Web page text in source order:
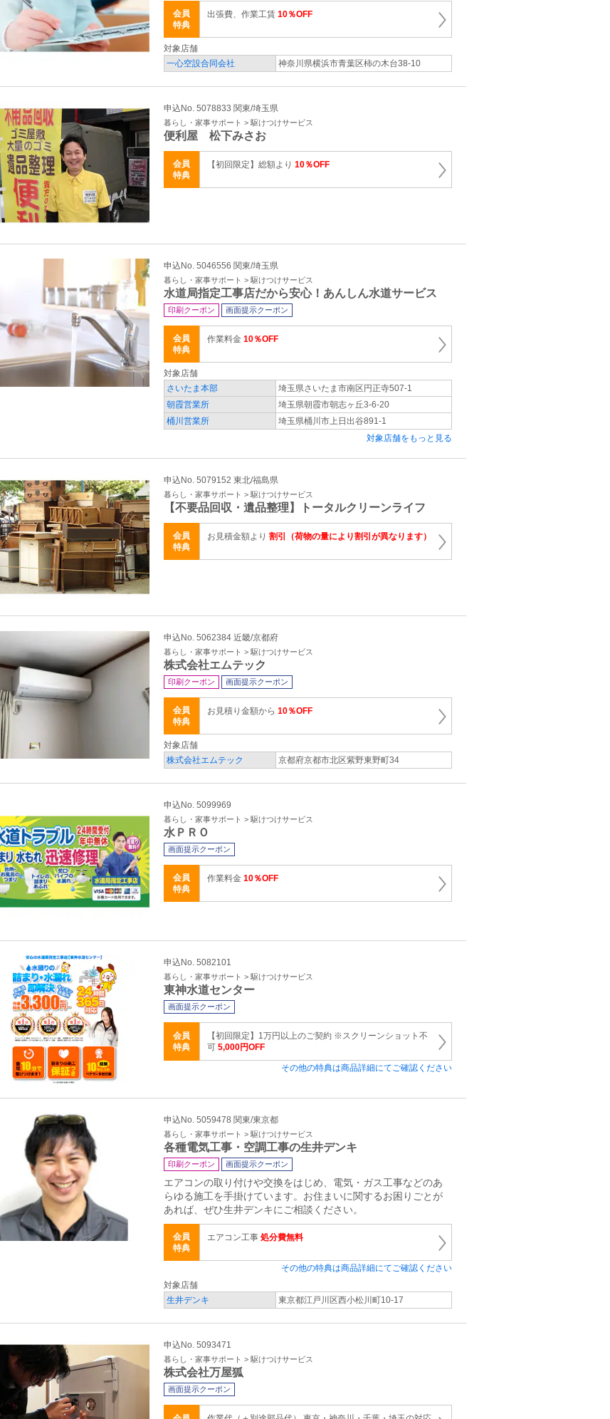
会員
特典
出張費、作業工賃 10％OFF
対象店舗
一心空設合同会社
神奈川県横浜市青葉区柿の木台38-10
申込No. 5078833 関東/埼玉県
暮らし・家事サポート > 駆けつけサービス
便利屋 松下みさお
会員
特典
【初回限定】総額より 10％OFF
申込No. 5046556 関東/埼玉県
暮らし・家事サポート > 駆けつけサービス
水道局指定工事店だから安心！あんしん水道サービス
印刷クーポン 画面提示クーポン
会員
特典
作業料金 10％OFF
対象店舗
さいたま本部
埼玉県さいたま市南区円正寺507-1
朝霞営業所
埼玉県朝霞市朝志ヶ丘3-6-20
桶川営業所
埼玉県桶川市上日出谷891-1
対象店舗をもっと見る
申込No. 5079152 東北/福島県
暮らし・家事サポート > 駆けつけサービス
【不要品回収・遺品整理】トータルクリーンライフ
会員
特典
お見積金額より 割引（荷物の量により割引が異なります）
申込No. 5062384 近畿/京都府
暮らし・家事サポート > 駆けつけサービス
株式会社エムテック
印刷クーポン 画面提示クーポン
会員
特典
お見積り金額から 10％OFF
対象店舗
株式会社エムテック
京都府京都市北区紫野東野町34
申込No. 5099969
暮らし・家事サポート > 駆けつけサービス
水ＰＲＯ
画面提示クーポン
会員
特典
作業料金 10％OFF
申込No. 5082101
暮らし・家事サポート > 駆けつけサービス
東神水道センター
画面提示クーポン
会員
特典
【初回限定】1万円以上のご契約 ※スクリーンショット不
可 5,000円OFF
その他の特典は商品詳細にてご確認ください
申込No. 5059478 関東/東京都
暮らし・家事サポート > 駆けつけサービス
各種電気工事・空調工事の生井デンキ
印刷クーポン 画面提示クーポン
エアコンの取り付けや交換をはじめ、電気・ガス工事などのあ
らゆる施工を手掛けています。お住まいに関するお困りごとが
あれば、ぜひ生井デンキにご相談ください。
会員
特典
エアコン工事 処分費無料
その他の特典は商品詳細にてご確認ください
対象店舗
生井デンキ
東京都江戸川区西小松川町10-17
申込No. 5093471
暮らし・家事サポート > 駆けつけサービス
株式会社万屋狐
画面提示クーポン